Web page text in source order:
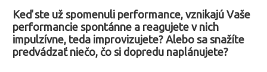
Keď ste už spomenuli performance, vznikajú Vaše
performancie spontánne a reagujete v nich
impulzívne, teda improvizujete? Alebo sa snažíte
predvádzať niečo, čo si dopredu naplánujete?